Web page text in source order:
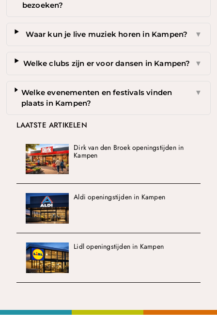
bezoeken?
Waar kun je live muziek horen in Kampen? ▼
Welke clubs zijn er voor dansen in Kampen? ▼
Welke evenementen en festivals vinden
plaats in Kampen?
▼
LAATSTE ARTIKELEN
Dirk van den Broek openingstijden in
Kampen
Aldi openingstijden in Kampen
Lidl openingstijden in Kampen